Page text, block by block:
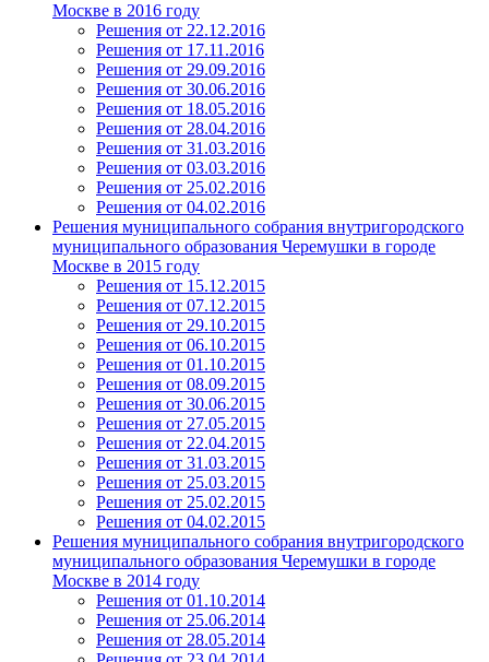
Москве в 2016 году
Решения от 22.12.2016
Решения от 17.11.2016
Решения от 29.09.2016
Решения от 30.06.2016
Решения от 18.05.2016
Решения от 28.04.2016
Решения от 31.03.2016
Решения от 03.03.2016
Решения от 25.02.2016
Решения от 04.02.2016
Решения муниципального собрания внутригородского
муниципального образования Черемушки в городе
Москве в 2015 году
Решения от 15.12.2015
Решения от 07.12.2015
Решения от 29.10.2015
Решения от 06.10.2015
Решения от 01.10.2015
Решения от 08.09.2015
Решения от 30.06.2015
Решения от 27.05.2015
Решения от 22.04.2015
Решения от 31.03.2015
Решения от 25.03.2015
Решения от 25.02.2015
Решения от 04.02.2015
Решения муниципального собрания внутригородского
муниципального образования Черемушки в городе
Москве в 2014 году
Решения от 01.10.2014
Решения от 25.06.2014
Решения от 28.05.2014